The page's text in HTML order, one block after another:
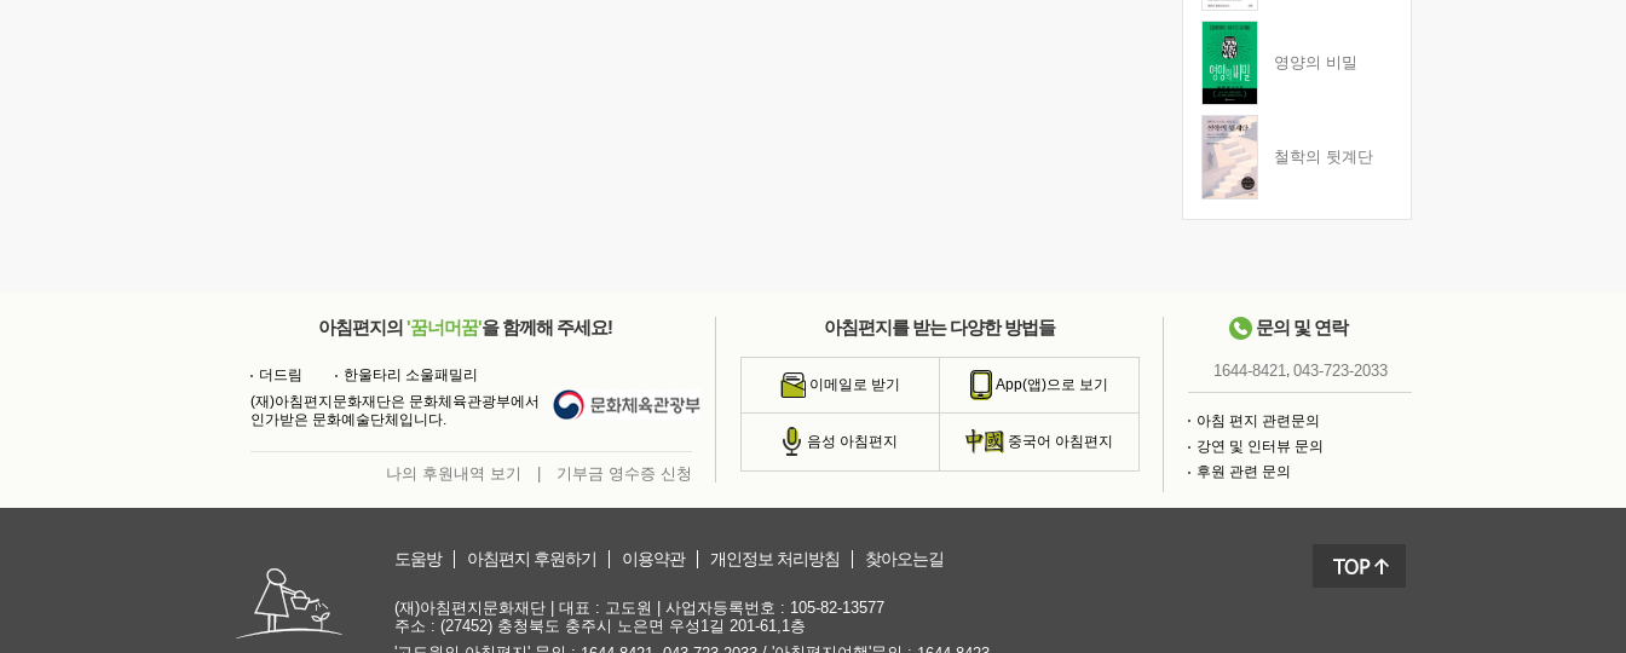
영양의 비밀
철학의 뒷계단
아침편지의 '꿈너머꿈'을 함께해 주세요!
더드림
한울타리 소울패밀리
(재)아침편지문화재단은 문화체육관광부에서
인가받은 문화예술단체입니다.
나의 후원내역 보기 기부금 영수증 신청
아침편지를 받는 다양한 방법들
이메일로 받기 App(앱)으로 보기
음성 아침편지 중국어 아침편지
문의 및 연락
1644-8421, 043-723-2033
아침 편지 관련문의
강연 및 인터뷰 문의
후원 관련 문의
도움방 아침편지 후원하기 이용약관 개인정보 처리방침 찾아오는길
(재)아침편지문화재단 | 대표 : 고도원 | 사업자등록번호 : 105-82-13577
주소 : (27452) 충청북도 충주시 노은면 우성1길 201-61,1층